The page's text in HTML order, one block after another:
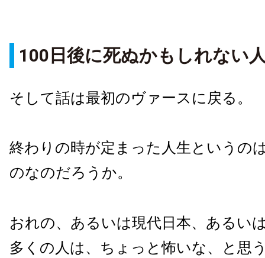
100日後に死ぬかもしれない
そして話は最初のヴァースに戻る。
終わりの時が定まった人生というの
のなのだろうか。
おれの、あるいは現代日本、あるい
多くの人は、ちょっと怖いな、と思